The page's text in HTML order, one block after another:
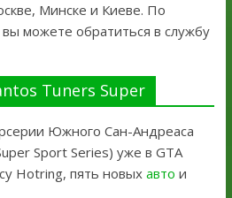
Минске и Киеве. По
можете обратиться в службу
Tuners Super
Южного Сан-Андреаса
Sport Series) уже в GTA
Hotring, пять новых авто и